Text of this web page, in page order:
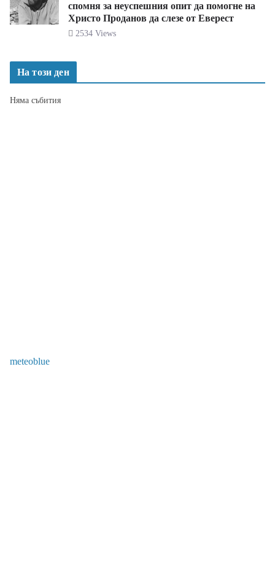
спомня за неуспешния опит да помогне на
Христо Проданов да слезе от Еверест
2534 Views
На този ден
Няма събития
meteoblue